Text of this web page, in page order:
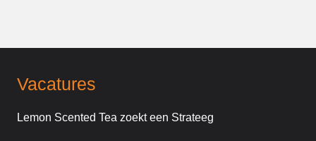
Vacatures
Lemon Scented Tea zoekt een Strateeg